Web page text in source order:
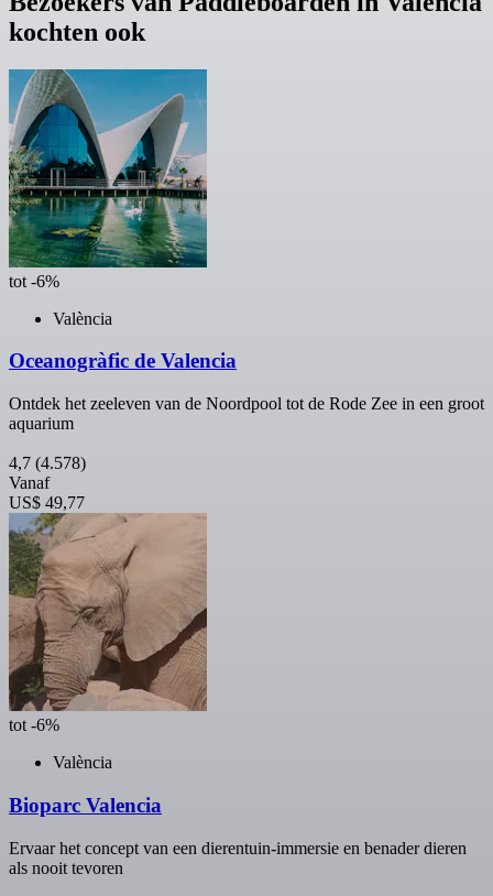
kochten ook
tot -6%
València
Oceanogràfic de Valencia
Ontdek het zeeleven van de Noordpool tot de Rode Zee in een groot
aquarium
4,7 (4.578)
Vanaf
US$ 49,77
tot -6%
València
Bioparc Valencia
Ervaar het concept van een dierentuin-immersie en benader dieren
als nooit tevoren